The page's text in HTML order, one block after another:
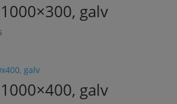
galv
galv